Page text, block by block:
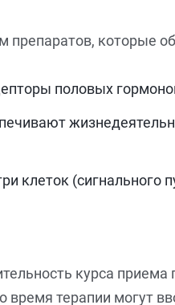
препаратов, которые
половых
клеток (сигнального
курса приема
терапии могут